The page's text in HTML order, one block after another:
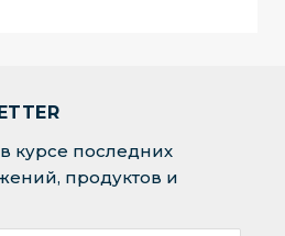
курсе последних
продуктов и